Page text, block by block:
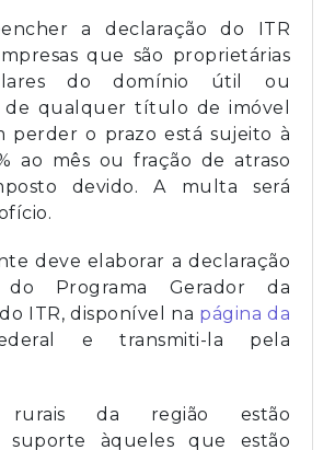
a declaração do ITR
que são proprietárias
do domínio útil ou
de qualquer título de imóvel
perder o prazo está sujeito à
ao mês ou fração de atraso
devido. A multa será
deve elaborar a declaração
Programa Gerador da
ITR, disponível na página da
e transmiti-la pela
rurais da região estão
suporte àqueles que estão